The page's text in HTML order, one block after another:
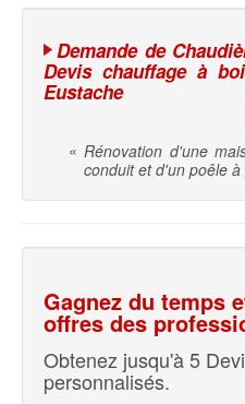
Demande de
Devis chauffage à
Eustache
« Rénovation d'une
conduit et d'un poêle à
Gagnez du temps
offres des
Obtenez jusqu'à 5
personnalisés.